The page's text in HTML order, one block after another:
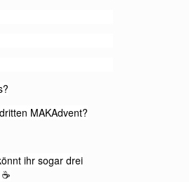
MAKAdvent?
ihr sogar drei
☕️